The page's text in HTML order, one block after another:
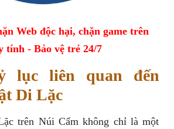
Web độc hại, chặn game trên
tính - Bảo vệ trẻ 24/7
lục liên quan đến
Di Lặc
trên Núi Cấm không chỉ là một